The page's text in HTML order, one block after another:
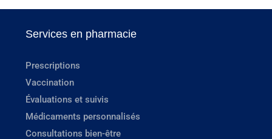
Services en pharmacie
Prescriptions
Vaccination
Évaluations et suivis
Médicaments personnalisés
Consultations bien-être